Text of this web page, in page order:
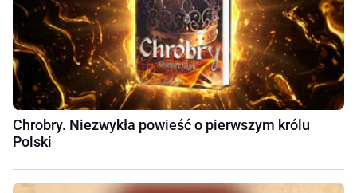
Chrobry. Niezwykła powieść o pierwszym królu
Polski